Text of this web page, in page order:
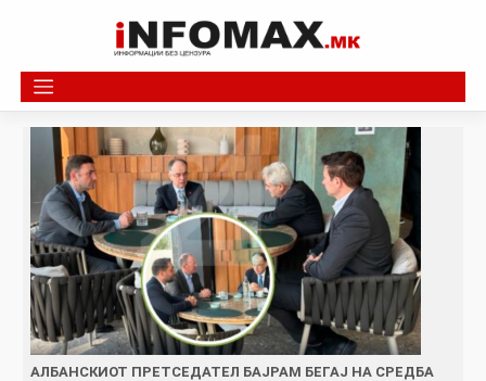
АЛБАНСКИОТ ПРЕТСЕДАТЕЛ БАЈРАМ БЕГАЈ НА СРЕДБА